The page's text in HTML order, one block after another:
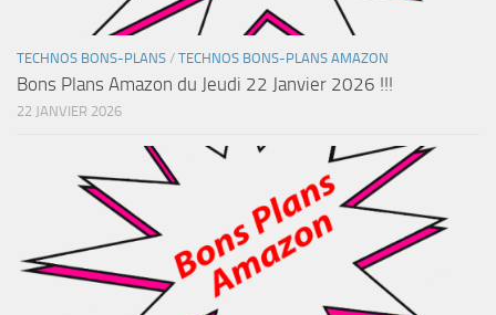
TECHNOS BONS-PLANS / TECHNOS BONS-PLANS AMAZON
Bons Plans Amazon du Jeudi 22 Janvier 2026 !!!
22 JANVIER 2026